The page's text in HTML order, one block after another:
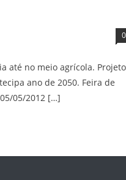
0
até no meio agrícola.
ano de 2050. Feira de
05/2012 […]